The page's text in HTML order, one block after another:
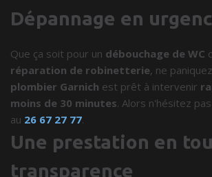
Dépannage en
Que ça soit pour un débouchage de WC
réparation de robinetterie, ne
plombier Garnich est prêt à intervenir
moins de 30 minutes. Alors n'hésitez
au 26 67 27 77.
Une prestation en
transparence